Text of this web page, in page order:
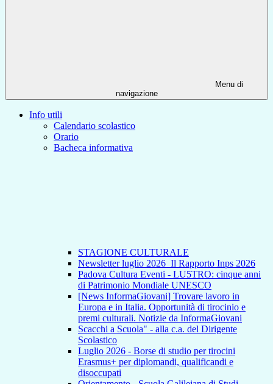
Menu di
navigazione
Info utili
Calendario scolastico
Orario
Bacheca informativa
STAGIONE CULTURALE
Newsletter luglio 2026_Il Rapporto Inps 2026
Padova Cultura Eventi - LU5TRO: cinque anni
di Patrimonio Mondiale UNESCO
[News InformaGiovani] Trovare lavoro in
Europa e in Italia. Opportunità di tirocinio e
premi culturali. Notizie da InformaGiovani
Scacchi a Scuola" - alla c.a. del Dirigente
Scolastico
Luglio 2026 - Borse di studio per tirocini
Erasmus+ per diplomandi, qualificandi e
disoccupati